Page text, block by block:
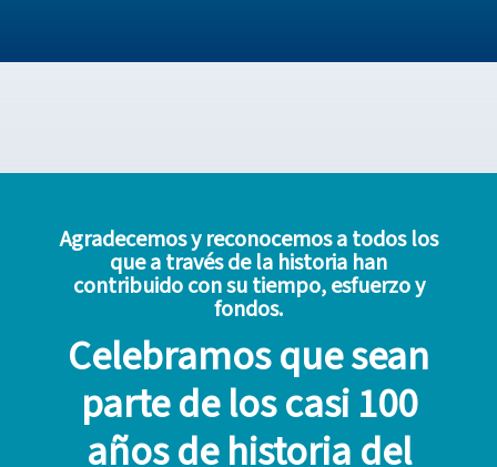
Agradecemos y reconocemos a todos los
que a través de la historia han
contribuido con su tiempo, esfuerzo y
fondos.
Celebramos que sean
parte de los casi 100
años de historia del